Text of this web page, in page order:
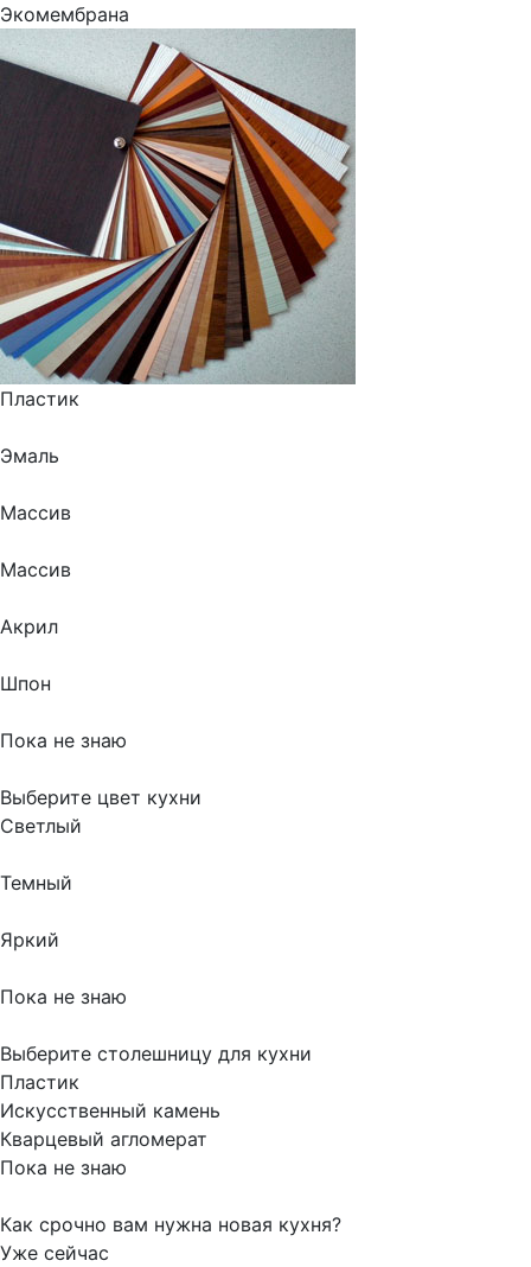
Экомембрана
Пластик
Эмаль
Массив
Массив
Акрил
Шпон
Пока не знаю
Выберите цвет кухни
Светлый
Темный
Яркий
Пока не знаю
Выберите столешницу для кухни
Пластик
Искусственный камень
Кварцевый агломерат
Пока не знаю
Как срочно вам нужна новая кухня?
Уже сейчас